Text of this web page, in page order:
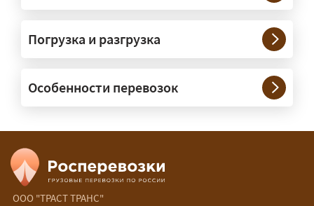
сопровождение?
организуем. Потребность в машинах
прикрытия зависит от габаритов
груза и маршрута; это определяется
Сколько стоит перевозка
негабарита?
Погрузка и разгрузка
Особенности перевозок
ООО "ТРАСТ ТРАНС"